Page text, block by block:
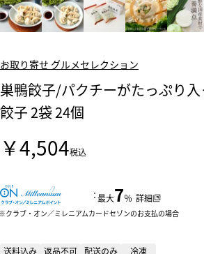
お取り寄せ グルメセレクション
巣鴨餃子/パクチーがたっぷり
餃子 2袋 24個
￥4,504税込
：最大7％ 詳細
クラブ・オン／ミレニアムカードセゾンのお支払の場合
送料込み 返品不可 配送のみ 冷凍